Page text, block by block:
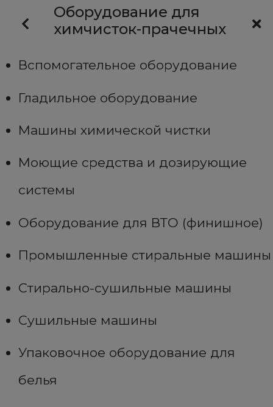
Оборудование для
химчисток-прачечных
Вспомогательное оборудование
Гладильное оборудование
Машины химической чистки
Моющие средства и дозирующие
системы
Оборудование для ВТО (финишное)
Промышленные стиральные машины
Стирально-сушильные машины
Сушильные машины
Упаковочное оборудование для
белья